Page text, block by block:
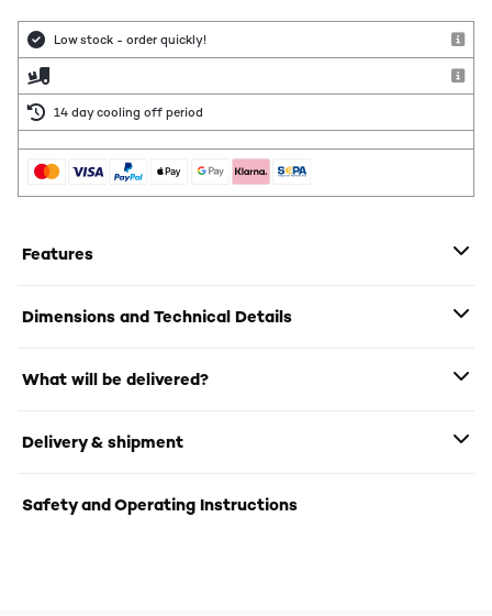
Low stock - order quickly!
14 day cooling off period
Features
Dimensions and Technical Details
What will be delivered?
Delivery & shipment
Safety and Operating Instructions